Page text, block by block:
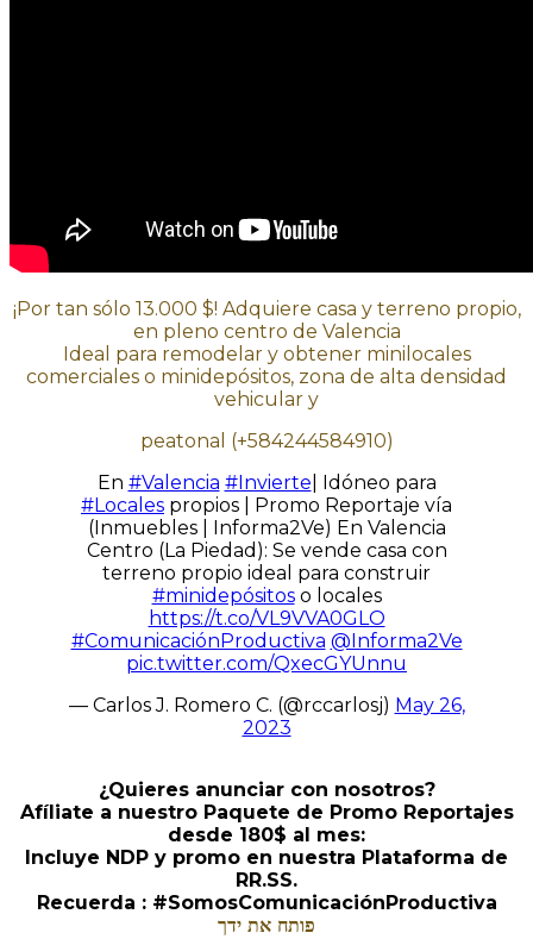
¡Por tan sólo 13.000 $! Adquiere casa y terreno propio,
en pleno centro de Valencia
Ideal para remodelar y obtener minilocales
comerciales o minidepósitos, zona de alta densidad
vehicular y
peatonal (+584244584910)
En #Valencia #Invierte | Idóneo para
#Locales propios | Promo Reportaje vía
(Inmuebles | Informa2Ve) En Valencia
Centro (La Piedad): Se vende casa con
terreno propio ideal para construir
#minidepósitoso locales
https://t.co/VL9VVA0GLO
#ComunicaciónProductiva @Informa2Ve
pic.twitter.com/QxecGYUnnu
— Carlos J. Romero C. (@rccarlosj) May 26,
2023
¿Quieres anunciar con nosotros?
Afíliate a nuestro Paquete de Promo Reportajes
desde 180$ al mes:
Incluye NDP y promo en nuestra Plataforma de
RR.SS.
Recuerda : #SomosComunicaciónProductiva
פותח את ידך